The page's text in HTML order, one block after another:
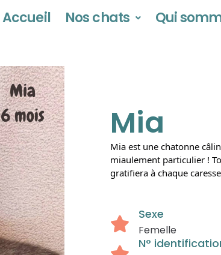
Accueil Nos chats Qui
Mia
Mia est une chatonne
miaulement particulier !
gratifiera à chaque caresse
Sexe
Femelle
N°